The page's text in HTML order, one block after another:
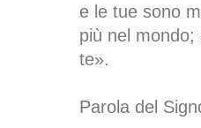
e le tue sono
più nel
te».
Parola del